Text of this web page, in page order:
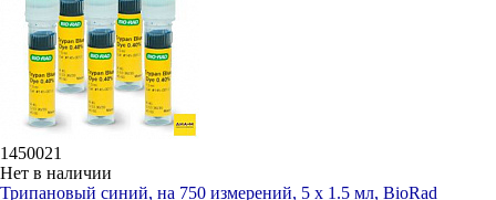
1450021
Нет в наличии
Трипановый синий, на 750 измерений, 5 x 1.5 мл, BioRad